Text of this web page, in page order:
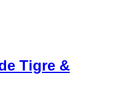
Tigre &